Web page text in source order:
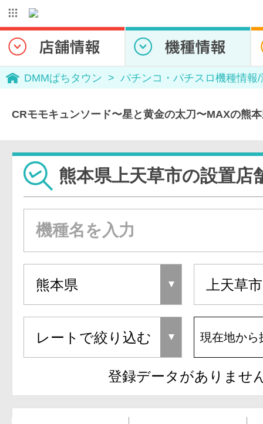
DMMぱちタウン パチンコ・パチスロ機種情報
CRモモキュンソード〜星と黄金の太刀〜MAXの熊
熊本県上天草市の設置店
現在地から
登録データがありませ